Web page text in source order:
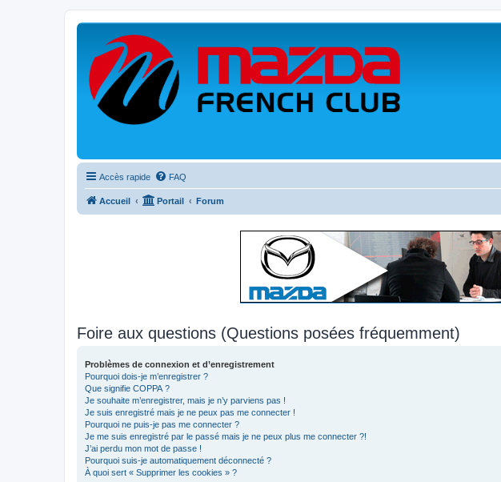
Accès rapide FAQ
Accueil Portail Forum
Foire aux questions (Questions posées fréquemment)
Problèmes de connexion et d’enregistrement
Pourquoi dois-je m’enregistrer ?
Que signifie COPPA ?
Je souhaite m’enregistrer, mais je n’y parviens pas !
Je suis enregistré mais je ne peux pas me connecter !
Pourquoi ne puis-je pas me connecter ?
Je me suis enregistré par le passé mais je ne peux plus me connecter ?!
J’ai perdu mon mot de passe !
Pourquoi suis-je automatiquement déconnecté ?
À quoi sert « Supprimer les cookies » ?